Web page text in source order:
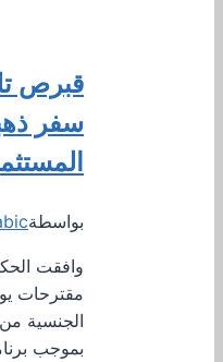
سفر
بواسطة
وافقت
مقترحات
بموجب